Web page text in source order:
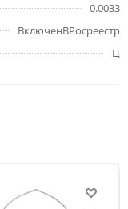
0.0033
ВключенВРосреестр
Ц